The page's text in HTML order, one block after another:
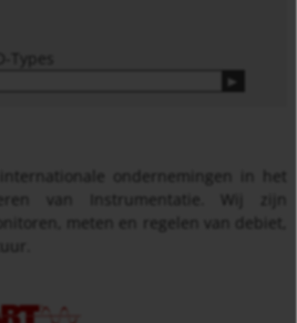
Types
ondernemingen in het
van Instrumentatie. Wij zijn
meten en regelen van debiet,